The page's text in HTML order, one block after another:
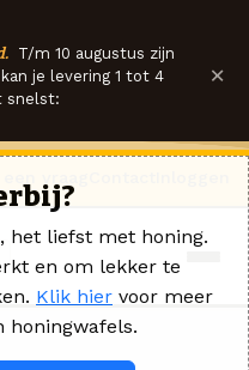
T/m 10 augustus zijn
je levering 1 tot 4
snelst:
×
het liefst met honing.
en om lekker te
Klik hier voor meer
honingwafels.